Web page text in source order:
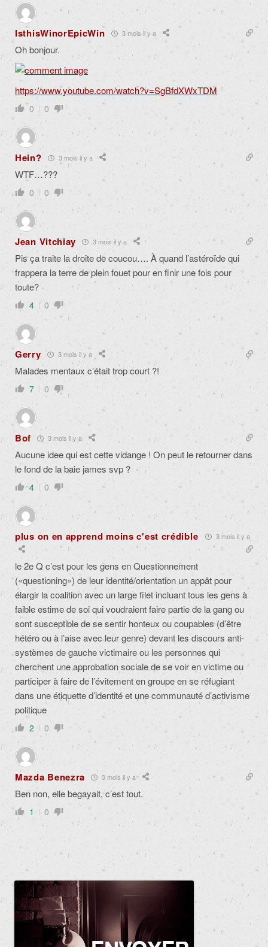
IsthisWinorEpicWin 3 mois il y a
Oh bonjour.
https://www.youtube.com/watch?v=SgBfdXWxTDM
0 0
Hein? 3 mois il y a
WTF…???
0 0
Jean Vitchiay 3 mois il y a
Pis ça traite la droite de coucou…. À quand l’astéroïde qui
frappera la terre de plein fouet pour en finir une fois pour
toute?
4 0
Gerry 3 mois il y a
Malades mentaux c’était trop court ?!
7 0
Bof 3 mois il y a
Aucune idee qui est cette vidange ! On peut le retourner dans
le fond de la baie james svp ?
4 0
plus on en apprend moins c'est crédible 3 mois il y a
le 2e Q c’est pour les gens en Questionnement
(«questioning») de leur identité/orientation un appât pour
élargir la coalition avec un large filet incluant tous les gens à
faible estime de soi qui voudraient faire partie de la gang ou
sont susceptible de se sentir honteux ou coupables (d’être
hétéro ou à l’aise avec leur genre) devant les discours anti-
systèmes de gauche victimaire ou les personnes qui
cherchent une approbation sociale de se voir en victime ou
participer à faire de l’évitement en groupe en se réfugiant
dans une étiquette d’identité et une communauté d’activisme
politique
2 0
Mazda Benezra 3 mois il y a
Ben non, elle begayait, c’est tout.
1 0